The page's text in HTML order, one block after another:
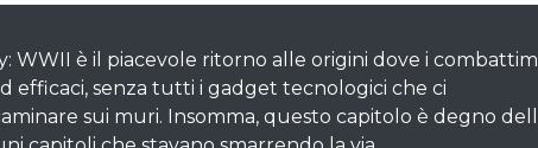
WWII è il piacevole ritorno alle origini dove i
efficaci, senza tutti i gadget tecnologici che ci
sui muri. Insomma, questo capitolo è degno